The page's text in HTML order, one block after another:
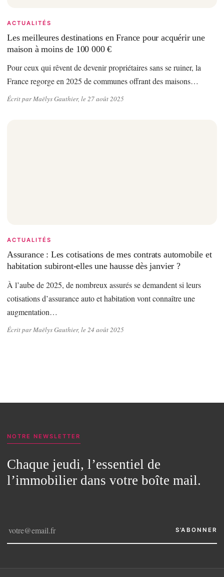
ACTUALITÉS
Les meilleures destinations en France pour acquérir une
maison à moins de 100 000 €
Pour ceux qui rêvent de devenir propriétaires sans se ruiner, la
France regorge en 2025 de communes offrant des maisons…
Écrit par Maëlys Gauthier, le 27 août 2025
ACTUALITÉS
Assurance : Les cotisations de mes contrats automobile et
habitation subiront-elles une hausse dès janvier ?
À l’aube de 2025, de nombreux assurés se demandent si leurs
cotisations d’assurance auto et habitation vont connaître une
augmentation…
Écrit par Maëlys Gauthier, le 24 août 2025
NOTRE NEWSLETTER
Chaque jeudi, l’essentiel de
l’immobilier dans votre boîte mail.
S’ABONNER